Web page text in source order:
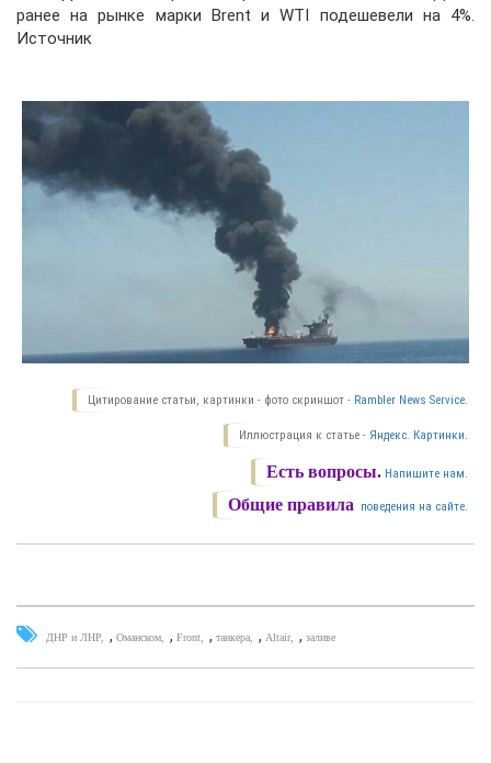
ранее на рынке марки Brent и WTI подешевели на 4%.
Источник
Цитирование статьи, картинки - фото скриншот - Rambler News Service.
Иллюстрация к статье - Яндекс. Картинки.
Есть вопросы. Напишите нам.
Общие правила поведения на сайте.
ДНР и ЛНР , Оманском , Front , танкера , Altair , заливе